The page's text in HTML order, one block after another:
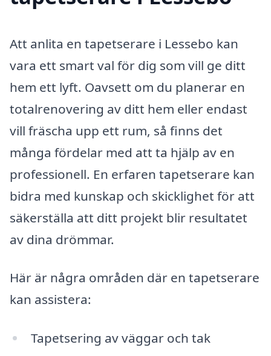
Att anlita en tapetserare i Lessebo kan
vara ett smart val för dig som vill ge ditt
hem ett lyft. Oavsett om du planerar en
totalrenovering av ditt hem eller endast
vill fräscha upp ett rum, så finns det
många fördelar med att ta hjälp av en
professionell. En erfaren tapetserare kan
bidra med kunskap och skicklighet för att
säkerställa att ditt projekt blir resultatet
av dina drömmar.
Här är några områden där en tapetserare
kan assistera:
Tapetsering av väggar och tak